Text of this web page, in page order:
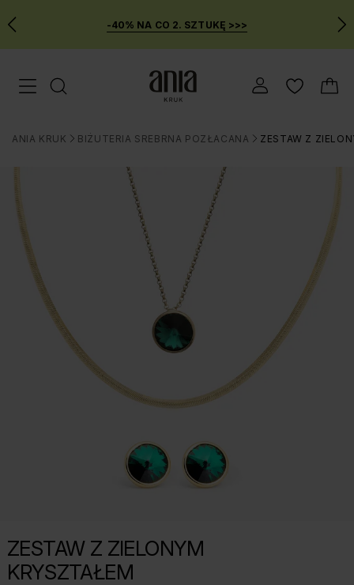
Przejdź
do
MENU
WYSZUKIWARKI
-40% NA CO 2. SZTUKĘ >>>
Menu mobilne
ANIA KRUK
>
BIŻUTERIA SREBRNA POZŁACANA
>
ZESTAW Z
ZESTAW Z ZIELONYM
KRYSZTAŁEM